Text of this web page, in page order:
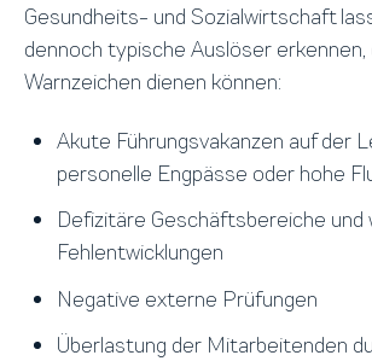
Gesundheits- und Sozialwirtschaft
dennoch typische Auslöser erkennen,
Warnzeichen dienen können:
Akute Führungsvakanzen auf der
personelle Engpässe oder hohe
Defizitäre Geschäftsbereiche
Fehlentwicklungen
Negative externe Prüfungen
Überlastung der Mitarbeitenden